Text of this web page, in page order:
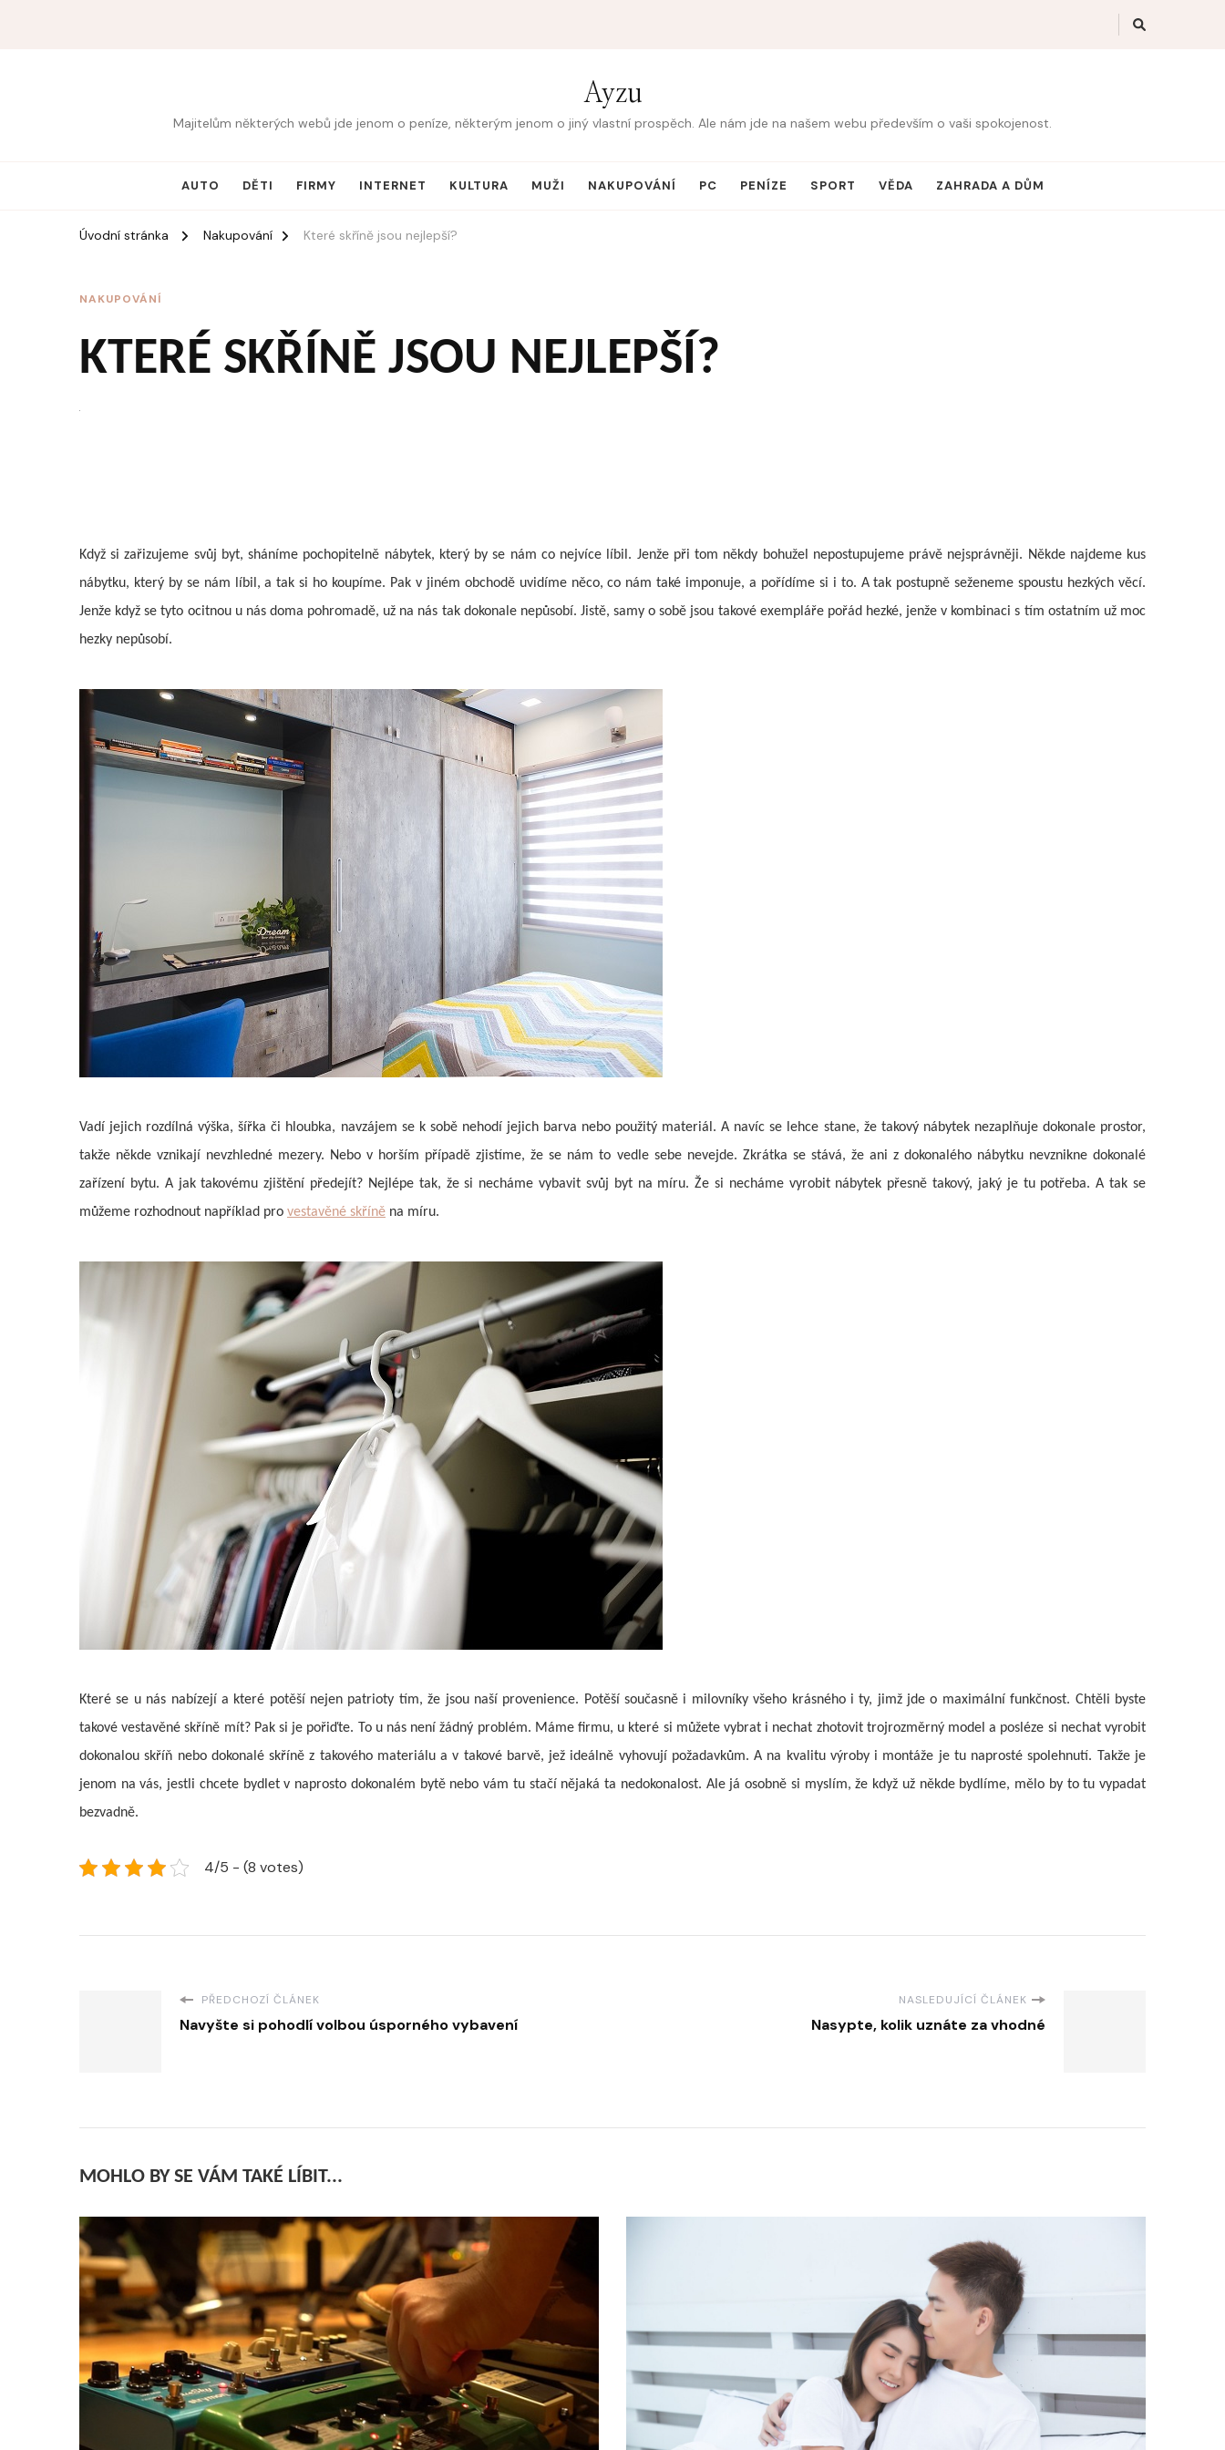
Ayzu
Majitelům některých webů jde jenom o peníze, některým jenom o jiný vlastní prospěch. Ale nám jde na našem webu především o vaši spokojenost.
AUTO DĚTI FIRMY INTERNET KULTURA MUŽI NAKUPOVÁNÍ PC PENÍZE SPORT VĚDA ZAHRADA A DŮM
Úvodní stránka Nakupování Které skříně jsou nejlepší?
NAKUPOVÁNÍ
KTERÉ SKŘÍNĚ JSOU NEJLEPŠÍ?
Když si zařizujeme svůj byt, sháníme pochopitelně nábytek, který by se nám co nejvíce líbil. Jenže při tom někdy bohužel nepostupujeme právě nejsprávněji. Někde najdeme kus
nábytku, který by se nám líbil, a tak si ho koupíme. Pak v jiném obchodě uvidíme něco, co nám také imponuje, a pořídíme si i to. A tak postupně seženeme spoustu hezkých věcí.
Jenže když se tyto ocitnou u nás doma pohromadě, už na nás tak dokonale nepůsobí. Jistě, samy o sobě jsou takové exempláře pořád hezké, jenže v kombinaci s tím ostatním už moc
hezky nepůsobí.
Vadí jejich rozdílná výška, šířka či hloubka, navzájem se k sobě nehodí jejich barva nebo použitý materiál. A navíc se lehce stane, že takový nábytek nezaplňuje dokonale prostor,
takže někde vznikají nevzhledné mezery. Nebo v horším případě zjistíme, že se nám to vedle sebe nevejde. Zkrátka se stává, že ani z dokonalého nábytku nevznikne dokonalé
zařízení bytu. A jak takovému zjištění předejít? Nejlépe tak, že si necháme vybavit svůj byt na míru. Že si necháme vyrobit nábytek přesně takový, jaký je tu potřeba. A tak se
můžeme rozhodnout například pro vestavěné skříně na míru.
Které se u nás nabízejí a které potěší nejen patrioty tím, že jsou naší provenience. Potěší současně i milovníky všeho krásného i ty, jimž jde o maximální funkčnost. Chtěli byste
takové vestavěné skříně mít? Pak si je pořiďte. To u nás není žádný problém. Máme firmu, u které si můžete vybrat i nechat zhotovit trojrozměrný model a posléze si nechat vyrobit
dokonalou skříň nebo dokonalé skříně z takového materiálu a v takové barvě, jež ideálně vyhovují požadavkům. A na kvalitu výroby i montáže je tu naprosté spolehnutí. Takže je
jenom na vás, jestli chcete bydlet v naprosto dokonalém bytě nebo vám tu stačí nějaká ta nedokonalost. Ale já osobně si myslím, že když už někde bydlíme, mělo by to tu vypadat
bezvadně.
4/5 - (8 votes)
PŘEDCHOZÍ ČLÁNEK
Navyšte si pohodlí volbou úsporného vybavení
NASLEDUJÍCÍ ČLÁNEK
Nasypte, kolik uznáte za vhodné
MOHLO BY SE VÁM TAKÉ LÍBIT...